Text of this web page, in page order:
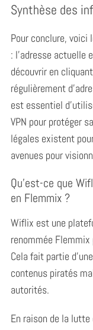
Synthèse des
Pour conclure,
: l’adresse actuelle
découvrir en
régulièrement
est essentiel
VPN pour protéger
légales existent
avenues pour
Qu’est-ce que
en Flemmix ?
Wiflix est une
renommée
Cela fait partie
contenus piratés
autorités.
En raison de la